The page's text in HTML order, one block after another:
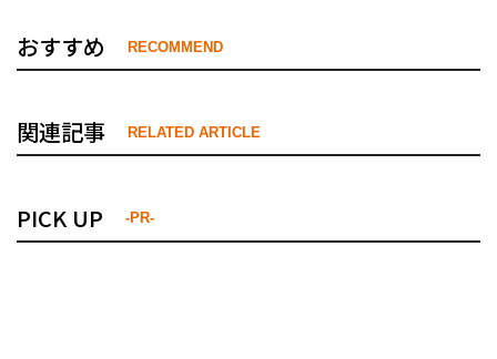
おすすめ RECOMMEND
関連記事 RELATED ARTICLE
PICK UP -PR-